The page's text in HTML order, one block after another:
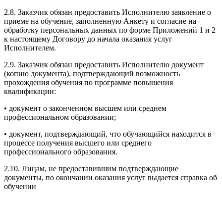
2.8. Заказчик обязан предоставить Исполнителю заявление о
приеме на обучение, заполненную Анкету и согласие на
обработку персональных данных по форме Приложений 1 и 2
к настоящему Договору до начала оказания услуг
Исполнителем.
2.9. Заказчик обязан предоставить Исполнителю документ
(копию документа), подтверждающий возможность
прохождения обучения по программе повышения
квалификации:
• документ о законченном высшем или среднем
профессиональном образовании;
• документ, подтверждающий, что обучающийся находится в
процессе получения высшего или среднего
профессионального образования.
2.10. Лицам, не предоставившим подтверждающие
документы, по окончании оказания услуг выдается справка об
обучении